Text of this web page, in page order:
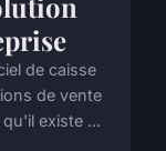
de caisse
de vente
existe ...